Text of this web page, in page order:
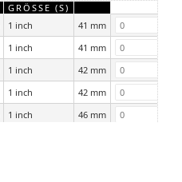
GRÖSSE (S)
1 inch 41 mm
1 inch 41 mm
1 inch 42 mm
1 inch 42 mm
1 inch 46 mm